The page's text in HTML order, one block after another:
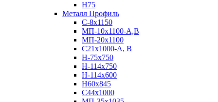
H75
Металл Профиль
С-8х1150
МП-10x1100-А,В
МП-20х1100
С21х1000-А, В
H-75х750
Н-114х750
Н-114х600
Н60х845
С44х1000